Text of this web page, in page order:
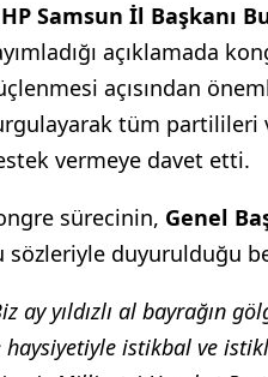
Samsun İl Başkanı
açıklamada
açısından
tüm partilileri
vermeye davet etti.
sürecinin, Genel
sözleriyle duyurulduğu
ay yıldızlı al bayrağın
haysiyetiyle istikbal ve